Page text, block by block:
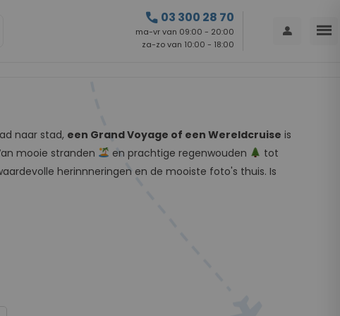
call 03 300 28 70
ma-vr van 09:00 - 20:00
za-zo van 10:00 - 18:00
person menu
naar stad, een Grand Voyage of een Wereldcruise is
mooie stranden
en prachtige regenwouden
tot
herinnneringen en de mooiste foto's thuis. Is